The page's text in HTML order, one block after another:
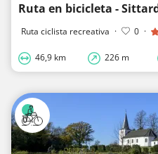
Ruta ciclista recreativa · 0 ·
46,9 km 226 m